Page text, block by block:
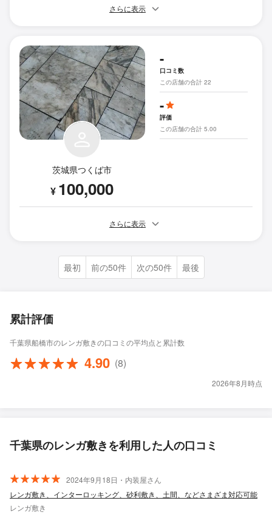
さらに表示
茨城県つくば市
¥ 100,000
-
口コミ数
この店舗の合計 22
-
評価
この店舗の合計 5.00
さらに表示
最初 前の50件 次の50件 最後
累計評価
千葉県船橋市のレンガ敷きの口コミの平均点と累計数
4.90 (8)
2026年8月時点
千葉県のレンガ敷きを利用した人の口コミ
2024年9月18日・内装屋さん
レンガ敷き、インターロッキング、砂利敷き、土間、などさまざま対応可能
レンガ敷き